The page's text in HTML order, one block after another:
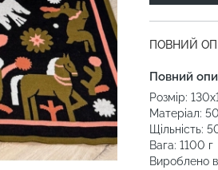
ПОВНИЙ
Повний
Розмір:
Матеріал:
Щільність:
Вага: 1100 г
Вироблено в